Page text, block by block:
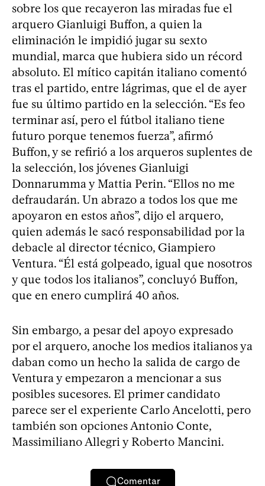
sobre los que recayeron las miradas fue el
arquero Gianluigi Buffon, a quien la
eliminación le impidió jugar su sexto
mundial, marca que hubiera sido un récord
absoluto. El mítico capitán italiano comentó
tras el partido, entre lágrimas, que el de ayer
fue su último partido en la selección. “Es feo
terminar así, pero el fútbol italiano tiene
futuro porque tenemos fuerza”, afirmó
Buffon, y se refirió a los arqueros suplentes de
la selección, los jóvenes Gianluigi
Donnarumma y Mattia Perin. “Ellos no me
defraudarán. Un abrazo a todos los que me
apoyaron en estos años”, dijo el arquero,
quien además le sacó responsabilidad por la
debacle al director técnico, Giampiero
Ventura. “Él está golpeado, igual que nosotros
y que todos los italianos”, concluyó Buffon,
que en enero cumplirá 40 años.
Sin embargo, a pesar del apoyo expresado
por el arquero, anoche los medios italianos ya
daban como un hecho la salida de cargo de
Ventura y empezaron a mencionar a sus
posibles sucesores. El primer candidato
parece ser el experiente Carlo Ancelotti, pero
también son opciones Antonio Conte,
Massimiliano Allegri y Roberto Mancini.
Comentar